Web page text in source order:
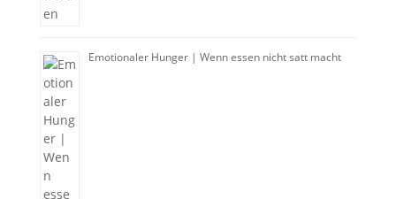
Emotionaler Hunger | Wenn essen nicht satt macht